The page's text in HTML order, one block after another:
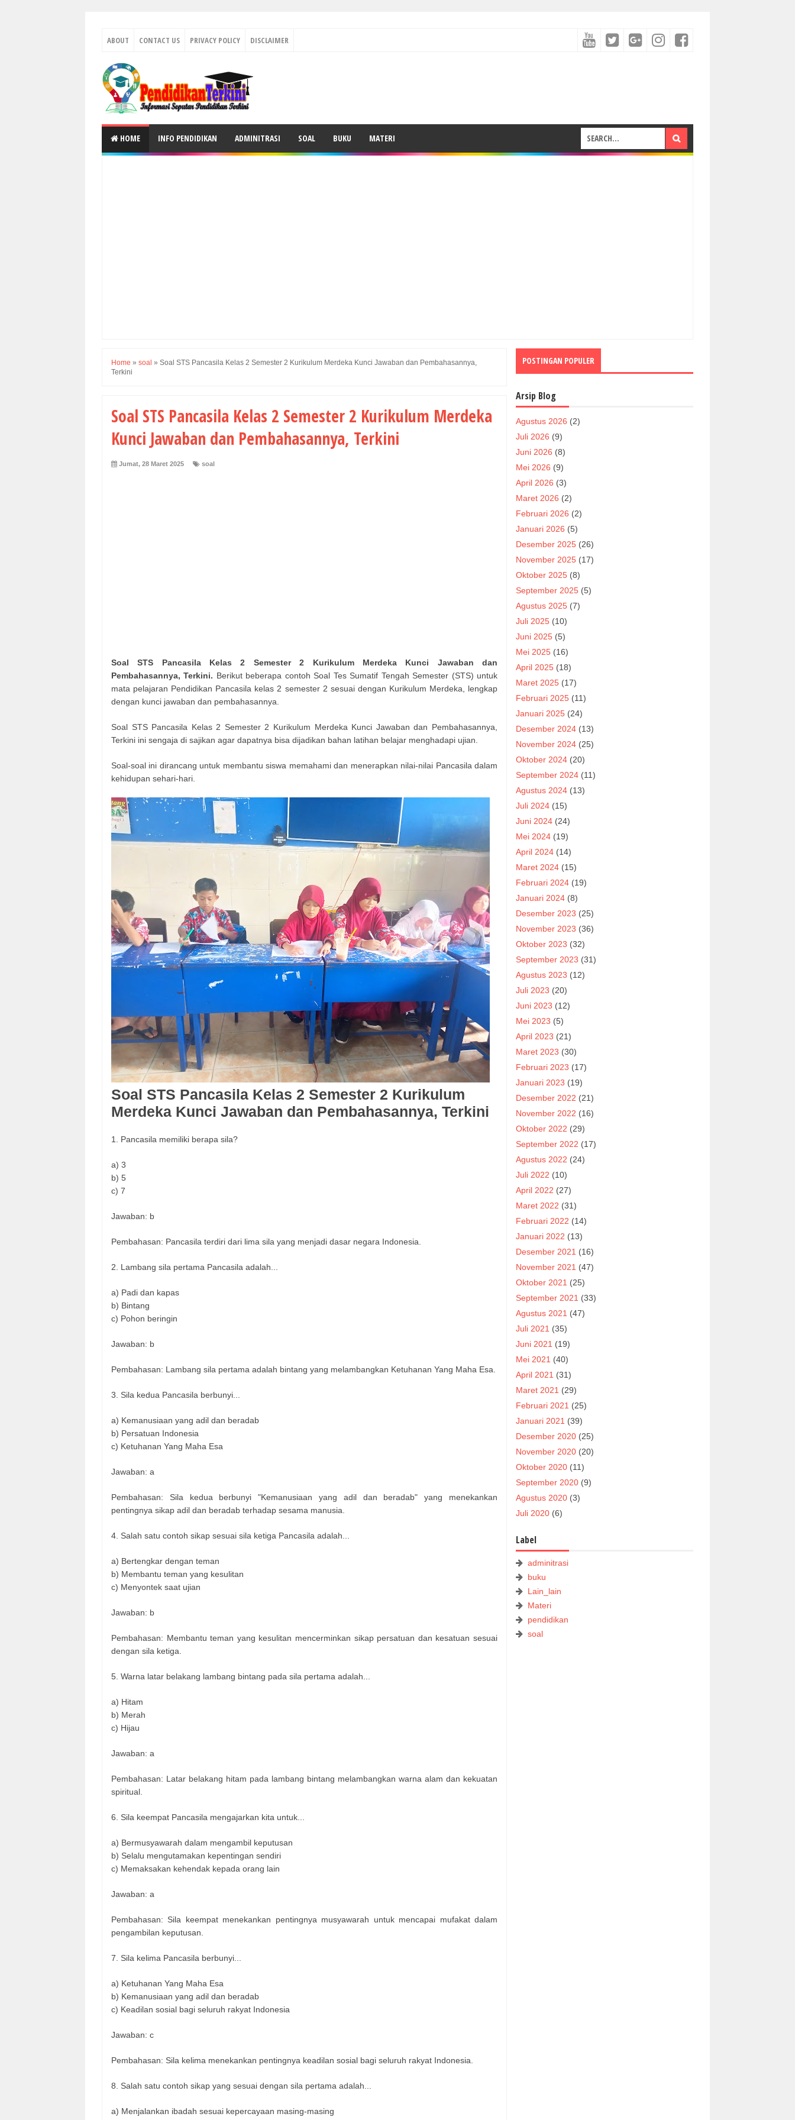
ABOUT CONTACT US PRIVACY POLICY DISCLAIMER
HOME INFO PENDIDIKAN ADMINITRASI SOAL BUKU MATERI
Home » soal » Soal STS Pancasila Kelas 2 Semester 2 Kurikulum Merdeka Kunci Jawaban dan Pembahasannya,
Terkini
Soal STS Pancasila Kelas 2 Semester 2 Kurikulum Merdeka
Kunci Jawaban dan Pembahasannya, Terkini
Jumat, 28 Maret 2025 soal
Soal STS Pancasila Kelas 2 Semester 2 Kurikulum Merdeka Kunci Jawaban dan
Pembahasannya, Terkini. Berikut beberapa contoh Soal Tes Sumatif Tengah Semester (STS) untuk
mata pelajaran Pendidikan Pancasila kelas 2 semester 2 sesuai dengan Kurikulum Merdeka, lengkap
dengan kunci jawaban dan pembahasannya.
Soal STS Pancasila Kelas 2 Semester 2 Kurikulum Merdeka Kunci Jawaban dan Pembahasannya,
Terkini ini sengaja di sajikan agar dapatnya bisa dijadikan bahan latihan belajar menghadapi ujian.
Soal-soal ini dirancang untuk membantu siswa memahami dan menerapkan nilai-nilai Pancasila dalam
kehidupan sehari-hari.​
Soal STS Pancasila Kelas 2 Semester 2 Kurikulum
Merdeka Kunci Jawaban dan Pembahasannya, Terkini
1. Pancasila memiliki berapa sila?
a) 3
b) 5
c) 7
Jawaban: b
Pembahasan: Pancasila terdiri dari lima sila yang menjadi dasar negara Indonesia.​
2. Lambang sila pertama Pancasila adalah...
a) Padi dan kapas
b) Bintang
c) Pohon beringin
Jawaban: b
Pembahasan: Lambang sila pertama adalah bintang yang melambangkan Ketuhanan Yang Maha Esa.​
3. Sila kedua Pancasila berbunyi...
a) Kemanusiaan yang adil dan beradab
b) Persatuan Indonesia
c) Ketuhanan Yang Maha Esa
Jawaban: a
Pembahasan: Sila kedua berbunyi "Kemanusiaan yang adil dan beradab" yang menekankan
pentingnya sikap adil dan beradab terhadap sesama manusia.​
4. Salah satu contoh sikap sesuai sila ketiga Pancasila adalah...
a) Bertengkar dengan teman
b) Membantu teman yang kesulitan
c) Menyontek saat ujian
Jawaban: b
Pembahasan: Membantu teman yang kesulitan mencerminkan sikap persatuan dan kesatuan sesuai
dengan sila ketiga.​
5. Warna latar belakang lambang bintang pada sila pertama adalah...
a) Hitam
b) Merah
c) Hijau
Jawaban: a
Pembahasan: Latar belakang hitam pada lambang bintang melambangkan warna alam dan kekuatan
spiritual.​
6. Sila keempat Pancasila mengajarkan kita untuk...
a) Bermusyawarah dalam mengambil keputusan
b) Selalu mengutamakan kepentingan sendiri
c) Memaksakan kehendak kepada orang lain
Jawaban: a
Pembahasan: Sila keempat menekankan pentingnya musyawarah untuk mencapai mufakat dalam
pengambilan keputusan.​
7. Sila kelima Pancasila berbunyi...
a) Ketuhanan Yang Maha Esa
b) Kemanusiaan yang adil dan beradab
c) Keadilan sosial bagi seluruh rakyat Indonesia
Jawaban: c
Pembahasan: Sila kelima menekankan pentingnya keadilan sosial bagi seluruh rakyat Indonesia.​
8. Salah satu contoh sikap yang sesuai dengan sila pertama adalah...
a) Menjalankan ibadah sesuai kepercayaan masing-masing
POSTINGAN POPULER
Arsip Blog
Agustus 2026 (2)
Juli 2026 (9)
Juni 2026 (8)
Mei 2026 (9)
April 2026 (3)
Maret 2026 (2)
Februari 2026 (2)
Januari 2026 (5)
Desember 2025 (26)
November 2025 (17)
Oktober 2025 (8)
September 2025 (5)
Agustus 2025 (7)
Juli 2025 (10)
Juni 2025 (5)
Mei 2025 (16)
April 2025 (18)
Maret 2025 (17)
Februari 2025 (11)
Januari 2025 (24)
Desember 2024 (13)
November 2024 (25)
Oktober 2024 (20)
September 2024 (11)
Agustus 2024 (13)
Juli 2024 (15)
Juni 2024 (24)
Mei 2024 (19)
April 2024 (14)
Maret 2024 (15)
Februari 2024 (19)
Januari 2024 (8)
Desember 2023 (25)
November 2023 (36)
Oktober 2023 (32)
September 2023 (31)
Agustus 2023 (12)
Juli 2023 (20)
Juni 2023 (12)
Mei 2023 (5)
April 2023 (21)
Maret 2023 (30)
Februari 2023 (17)
Januari 2023 (19)
Desember 2022 (21)
November 2022 (16)
Oktober 2022 (29)
September 2022 (17)
Agustus 2022 (24)
Juli 2022 (10)
April 2022 (27)
Maret 2022 (31)
Februari 2022 (14)
Januari 2022 (13)
Desember 2021 (16)
November 2021 (47)
Oktober 2021 (25)
September 2021 (33)
Agustus 2021 (47)
Juli 2021 (35)
Juni 2021 (19)
Mei 2021 (40)
April 2021 (31)
Maret 2021 (29)
Februari 2021 (25)
Januari 2021 (39)
Desember 2020 (25)
November 2020 (20)
Oktober 2020 (11)
September 2020 (9)
Agustus 2020 (3)
Juli 2020 (6)
Label
adminitrasi
buku
Lain_lain
Materi
pendidikan
soal